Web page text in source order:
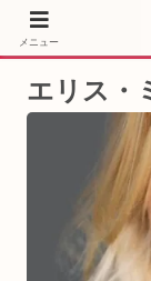
［PR］
エリス・
メニュー